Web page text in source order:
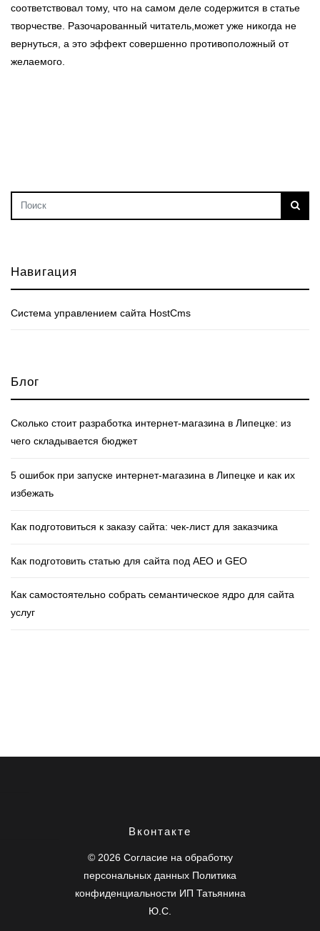
соответствовал тому, что на самом деле содержится в статье
творчестве. Разочарованный читатель,может уже никогда не
вернуться, а это эффект совершенно противоположный от
желаемого.
Навигация
Cистема управлением сайта HostCms
Блог
Сколько стоит разработка интернет‑магазина в Липецке: из
чего складывается бюджет
5 ошибок при запуске интернет‑магазина в Липецке и как их
избежать
Как подготовиться к заказу сайта: чек‑лист для заказчика
Как подготовить статью для сайта под AEO и GEO
Как самостоятельно собрать семантическое ядро для сайта
услуг
Вконтакте
© 2026 Согласие на обработку
персональных данных Политика
конфиденциальности ИП Татьянина
Ю.С.